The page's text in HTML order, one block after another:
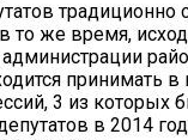
традиционно
то же время,
принимать
3 из которых
в 2014